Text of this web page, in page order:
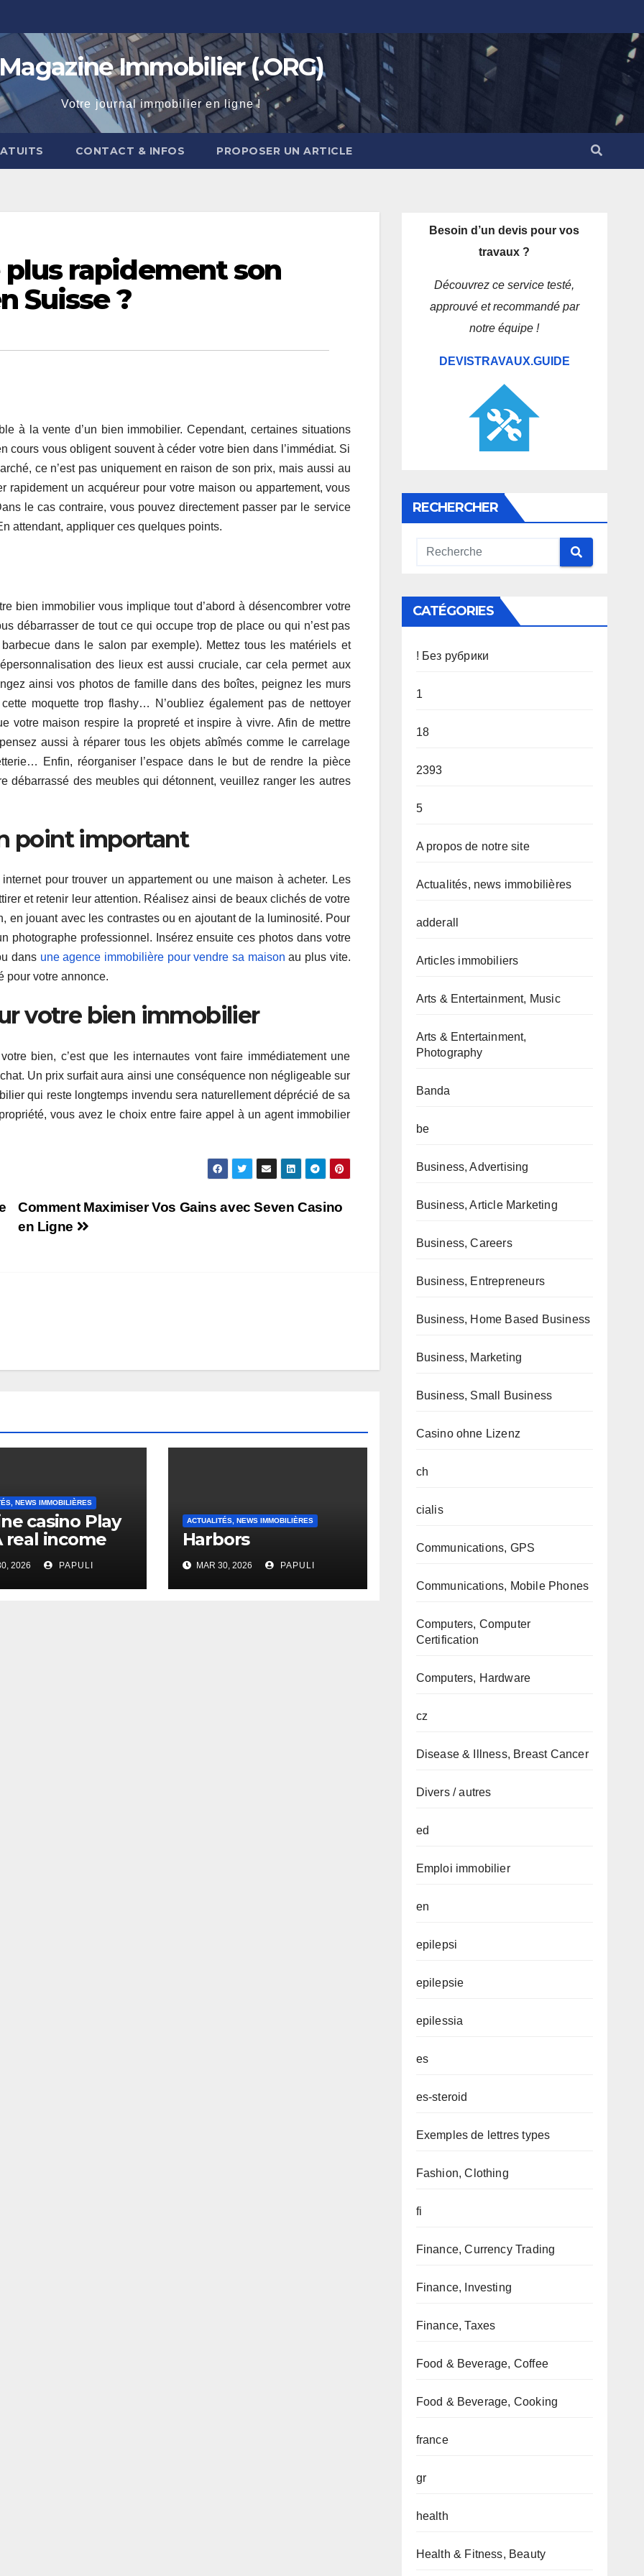
Magazine Immobilier (.ORG)
Votre journal immobilier en ligne !
CONTACT & INFOS PROPOSER UN ARTICLE
rapidement son
Suisse ?
à la vente d’un bien immobilier. Cependant, certaines situations
cours vous obligent souvent à céder votre bien dans l’immédiat. Si
ce n’est pas uniquement en raison de son prix, mais aussi au
rapidement un acquéreur pour votre maison ou appartement, vous
le cas contraire, vous pouvez directement passer par le service
attendant, appliquer ces quelques points.
bien immobilier vous implique tout d’abord à désencombrer votre
débarrasser de tout ce qui occupe trop de place ou qui n’est pas
dans le salon par exemple). Mettez tous les matériels et
des lieux est aussi cruciale, car cela permet aux
ainsi vos photos de famille dans des boîtes, peignez les murs
moquette trop flashy… N’oubliez également pas de nettoyer
votre maison respire la propreté et inspire à vivre. Afin de mettre
aussi à réparer tous les objets abîmés comme le carrelage
Enfin, réorganiser l’espace dans le but de rendre la pièce
débarrassé des meubles qui détonnent, veuillez ranger les autres
point important
pour trouver un appartement ou une maison à acheter. Les
et retenir leur attention. Réalisez ainsi de beaux clichés de votre
en jouant avec les contrastes ou en ajoutant de la luminosité. Pour
photographe professionnel. Insérez ensuite ces photos dans votre
dans une agence immobilière pour vendre sa maison au plus vite.
pour votre annonce.
votre bien immobilier
bien, c’est que les internautes vont faire immédiatement une
Un prix surfait aura ainsi une conséquence non négligeable sur
qui reste longtemps invendu sera naturellement déprécié de sa
vous avez le choix entre faire appel à un agent immobilier
Comment Maximiser Vos Gains avec Seven Casino
en Ligne
NEWS IMMOBILIÈRES
casino Play
real income
2026 PAPULI
ACTUALITÉS, NEWS IMMOBILIÈRES
Harbors
MAR 30, 2026 PAPULI
Besoin d’un devis pour vos
travaux ?
Découvrez ce service testé,
approuvé et recommandé par
notre équipe !
DEVISTRAVAUX.GUIDE
RECHERCHER
CATÉGORIES
! Без рубрики
1
18
2393
5
A propos de notre site
Actualités, news immobilières
adderall
Articles immobiliers
Arts & Entertainment, Music
Arts & Entertainment,
Photography
Banda
be
Business, Advertising
Business, Article Marketing
Business, Careers
Business, Entrepreneurs
Business, Home Based Business
Business, Marketing
Business, Small Business
Casino ohne Lizenz
ch
cialis
Communications, GPS
Communications, Mobile Phones
Computers, Computer
Certification
Computers, Hardware
cz
Disease & Illness, Breast Cancer
Divers / autres
ed
Emploi immobilier
en
epilepsi
epilepsie
epilessia
es
es-steroid
Exemples de lettres types
Fashion, Clothing
fi
Finance, Currency Trading
Finance, Investing
Finance, Taxes
Food & Beverage, Coffee
Food & Beverage, Cooking
france
gr
health
Health & Fitness, Beauty